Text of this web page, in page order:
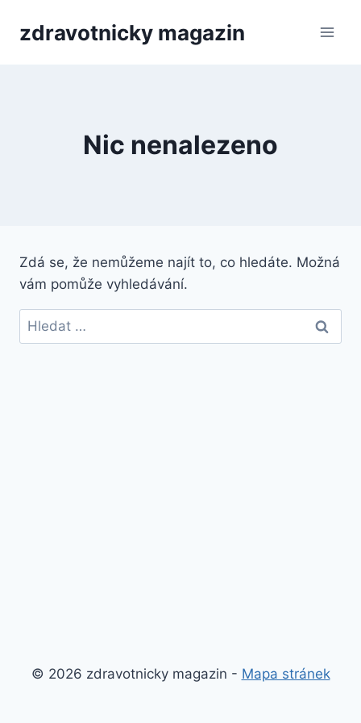
zdravotnicky magazin
Nic nenalezeno
Zdá se, že nemůžeme najít to, co hledáte. Možná
vám pomůže vyhledávání.
Vyhledávání
© 2026 zdravotnicky magazin - Mapa stránek